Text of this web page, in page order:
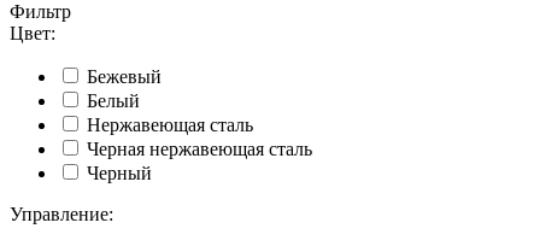
Фильтр
Цвет:
Бежевый
Белый
Нержавеющая сталь
Черная нержавеющая сталь
Черный
Управление: